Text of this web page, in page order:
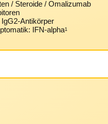
/ Steroide / Omalizumab
Antikörper
IFN-alpha1